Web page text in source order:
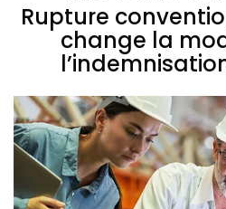
Rupture
change la